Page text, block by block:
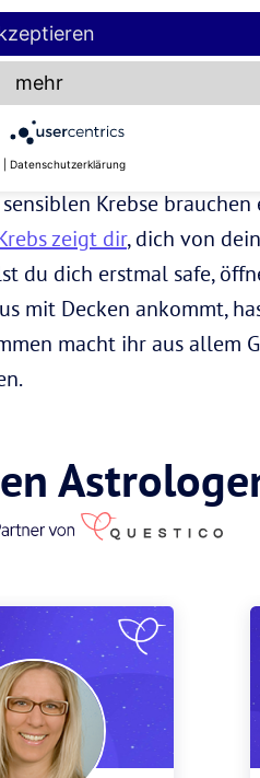
Stelle im
Krebse brauchen
zeigt dir, dich von
du dich erstmal safe,
mit Decken ankommt,
macht ihr aus allem
mehr
Datenschutzerklärung